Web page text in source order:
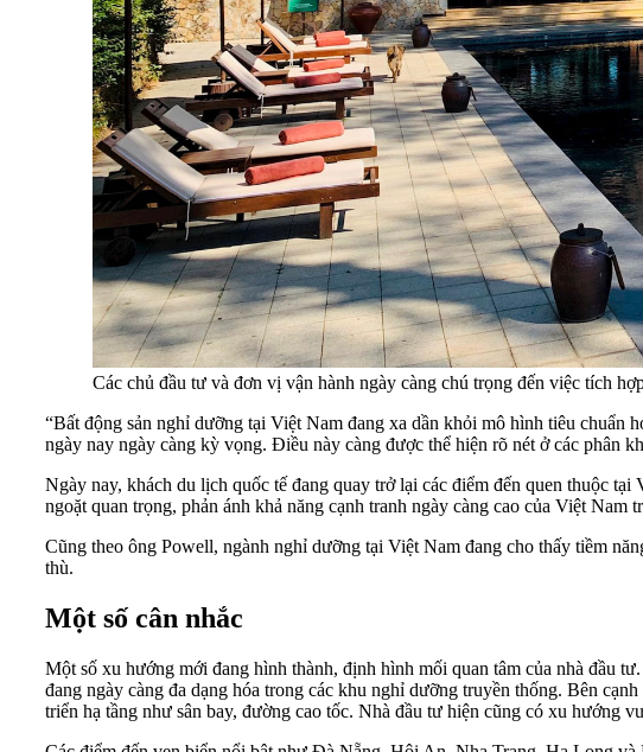
Các chủ đầu tư và đơn vị vận hành ngày càng chú trọng đến việc tích
“Bất động sản nghỉ dưỡng tại Việt Nam đang xa dần khỏi mô hình tiêu chuẩn
ngày nay ngày càng kỳ vọng. Điều này càng được thể hiện rõ nét ở các phân
Ngày nay, khách du lịch quốc tế đang quay trở lại các điểm đến quen thuộc
ngoặt quan trọng, phản ánh khả năng cạnh tranh ngày càng cao của Việt Nam
Cũng theo ông Powell, ngành nghỉ dưỡng tại Việt Nam đang cho thấy tiềm
thù.
Một số cân nhắc
Một số xu hướng mới đang hình thành, định hình mối quan tâm của nhà đầu
đang ngày càng đa dạng hóa trong các khu nghỉ dưỡng truyền thống. Bên
triển hạ tầng như sân bay, đường cao tốc. Nhà đầu tư hiện cũng có xu hướng